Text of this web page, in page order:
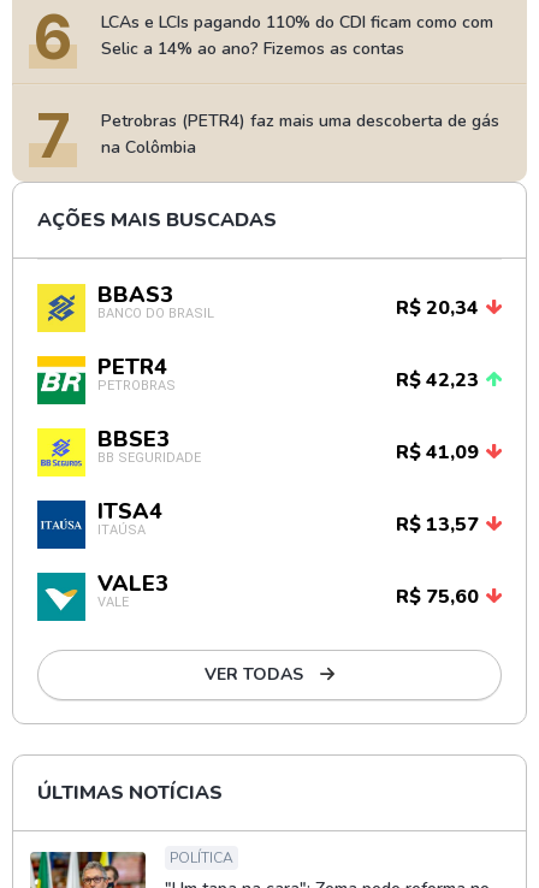
6
LCAs e LCIs pagando 110% do CDI ficam como com
Selic a 14% ao ano? Fizemos as contas
7
Petrobras (PETR4) faz mais uma descoberta de gás
na Colômbia
AÇÕES MAIS BUSCADAS
BBAS3
BANCO DO BRASIL R$ 20,34
PETR4
PETROBRAS R$ 42,23
BBSE3
BB SEGURIDADE R$ 41,09
ITSA4
ITAÚSA R$ 13,57
VALE3
VALE R$ 75,60
VER TODAS
ÚLTIMAS NOTÍCIAS
POLÍTICA